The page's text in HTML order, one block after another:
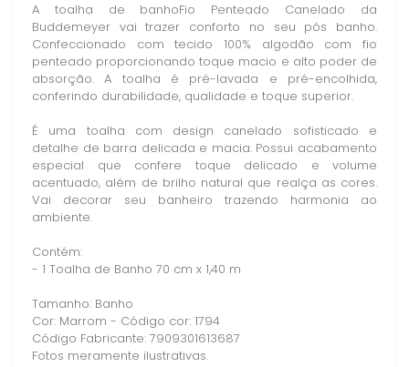
A toalha de banhoFio Penteado Canelado da
Buddemeyer vai trazer conforto no seu pós banho.
Confeccionado com tecido 100% algodão com fio
penteado proporcionando toque macio e alto poder de
absorção. A toalha é pré-lavada e pré-encolhida,
conferindo durabilidade, qualidade e toque superior.
É uma toalha com design canelado sofisticado e
detalhe de barra delicada e macia. Possui acabamento
especial que confere toque delicado e volume
acentuado, além de brilho natural que realça as cores.
Vai decorar seu banheiro trazendo harmonia ao
ambiente.
Contém:
- 1 Toalha de Banho 70 cm x 1,40 m
Tamanho: Banho
Cor: Marrom - Código cor: 1794
Código Fabricante: 7909301613687
Fotos meramente ilustrativas.